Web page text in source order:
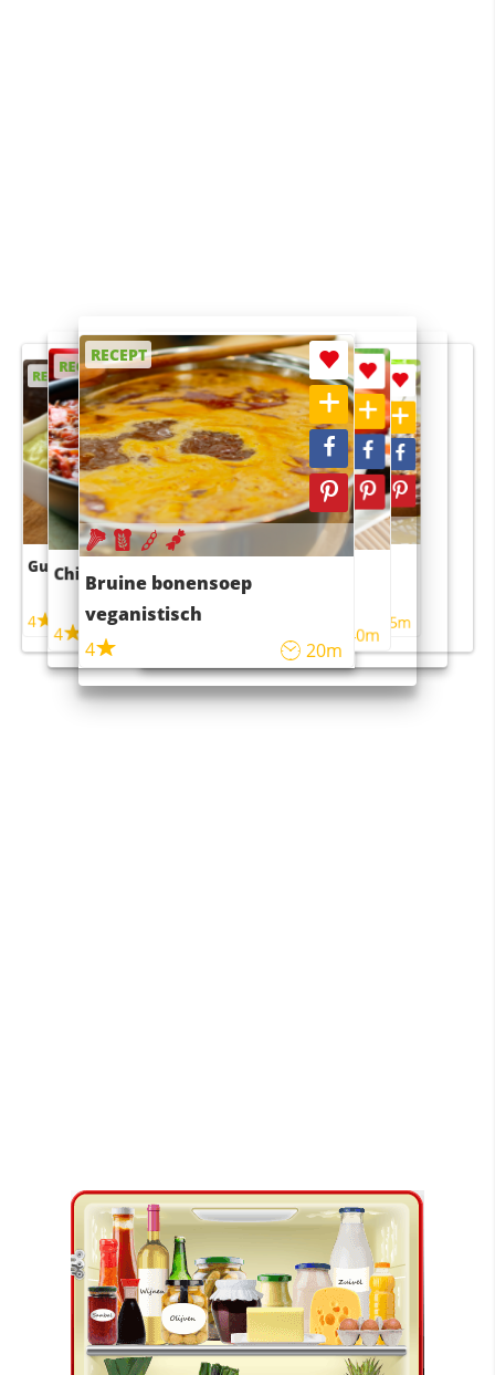
RECEPT
Guacamole
4
RECEPT
Chili con carne
4 45m
RECEPT
Bruine bonensoep
veganistisch
4
20m
RECEPT
Sushi rijstsalade
maaltijdsalade
40m
RECEPT
4 55m